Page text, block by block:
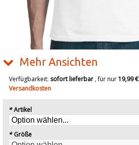
Mehr Ansichten
Verfügbarkeit: sofort lieferbar, für nur19,99 €
Versandkosten
* Artikel
* Größe